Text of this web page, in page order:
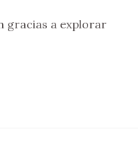
gracias a explorar